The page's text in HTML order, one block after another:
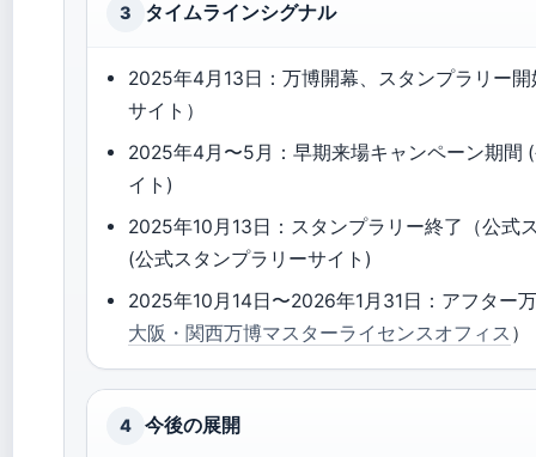
3 タイムラインシグナル
2025年4月13日：万博開幕、スタンプラリー
サイト）
2025年4月〜5月：早期来場キャンペーン期間
イト)
2025年10月13日：スタンプラリー終了（公式
(公式スタンプラリーサイト)
2025年10月14日〜2026年1月31日：アフター
大阪・関西万博マスターライセンスオフィス ）
4 今後の展開